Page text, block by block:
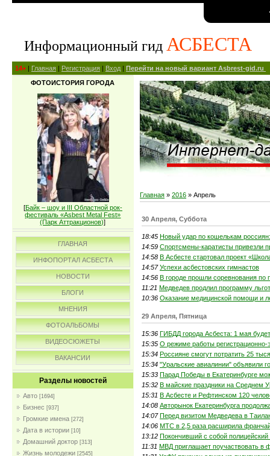
Информационный гид АСБЕСТА
14+ | Главная | Регистрация | Вход | Перейти на новый вариант Asbrest-gid.ru
ФОТОИСТОРИЯ ГОРОДА
[Байк – шоу и III Областной рок-
фестиваль «Asbest Metal Fest»
(Парк Аттракционов)]
ГЛАВНАЯ
ИНФОПОРТАЛ АСБЕСТА
НОВОСТИ
БЛОГИ
МНЕНИЯ
ФОТОАЛЬБОМЫ
ВИДЕОСЮЖЕТЫ
ВАКАНСИИ
Разделы новостей
Авто [1694]
Бизнес [937]
Громкие имена [272]
Дата в истории [10]
Домашний доктор [313]
Жизнь молодежи [2545]
Главная » 2016 » Апрель
30 Апреля, Суббота
18:45 Новый удар по кошелькам
14:59 Спортсмены-каратисты привезли
14:58 В Асбесте стартовал проект
14:57 Успехи асбестовских гимнастов
14:56 В городе прошли соревнования по
11:21 Медведев продлил программу
10:36 Оказание медицинской помощи и
29 Апреля, Пятница
15:36 ГИБДД города Асбеста: 1 мая
15:35 О режиме работы
15:34 Россияне смогут потратить 25
15:34 "Уральские авиалинии" объявили
15:33 Парад Победы в Екатеринбурге
15:32 В майские праздники на Среднем
15:31 В Асбесте и Рефтинском 120
14:08 Авторынок Екатеринбурга
14:07 Перед визитом Медведева в
14:06 МТС в 2,5 раза расширила
13:12 Покончивший с собой полицейский
11:31 МВД приглашает поучаствовать в